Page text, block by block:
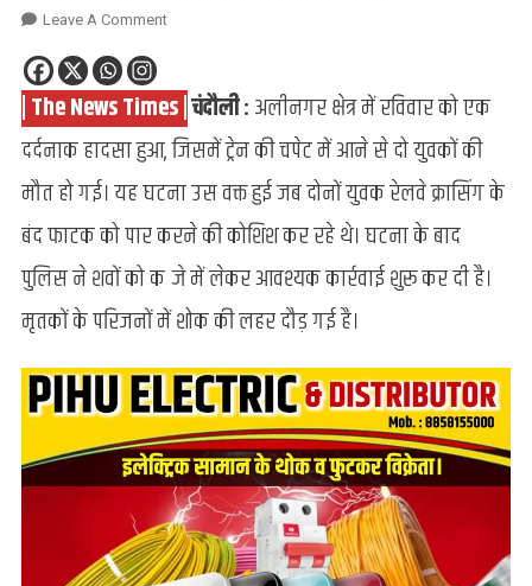
Leave A CommentOn
ट्रेन
की
चपेट
में
दो
फुटबॉलर्स,
दोनों
की
| The News Times | चंदौली :अलीनगर क्षेत्र में रविवार को एक
दर्दनाक हादसा हुआ, जिसमें ट्रेन की चपेट में आने से दो युवकों की
मौत हो गई। यह घटना उस वक्त हुई जब दोनों युवक रेलवे क्रासिंग के
बंद फाटक को पार करने की कोशिश कर रहे थे। घटना के बाद
पुलिस ने शवों को कब्जे में लेकर आवश्यक कार्रवाई शुरू कर दी है।
मृतकों के परिजनों में शोक की लहर दौड़ गई है।